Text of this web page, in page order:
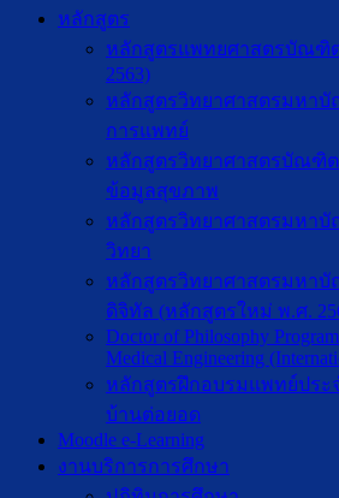
หลักสูตร
หลักสูตรแพทยศาสตรบัณฑิ
2563)
หลักสูตรวิทยาศาสตรมหา
การแพทย์
หลักสูตรวิทยาศาสตรบัณฑิ
ข้อมูลสุขภาพ
หลักสูตรวิทยาศาสตรมหา
วิทยา
หลักสูตรวิทยาศาสตรมหา
ดิจิทัล (หลักสูตรใหม่ พ.ศ.
Doctor of Philosophy
Medical Engineering
หลักสูตรฝึกอบรมแพทย์ประ
บ้านต่อยอด
Moodle e-Learning
งานบริการการศึกษา